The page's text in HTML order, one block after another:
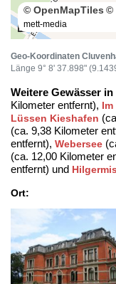
100 m
© OpenMapTiles ©
mett-media
Geo-Koordinaten
Länge 9° 8' 37.898"
Weitere Gewässer
Kilometer entfernt), Im
Lüssen Kieshafen
(ca. 9,38 Kilometer
entfernt), Webersee
(ca. 12,00 Kilometer
entfernt) und
Ort: